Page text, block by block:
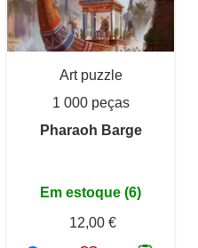
Art puzzle
1 000 peças
Pharaoh Barge
Em estoque (6)
12,00 €